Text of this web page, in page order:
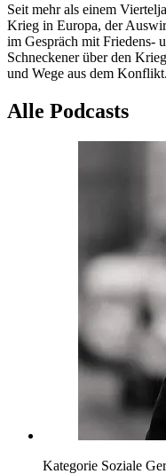
Seit mehr als einem
Krieg in Europa, der
im Gespräch mit Friedens-
Schneckener über den
und Wege aus dem Konflikt.
Alle Podcasts
Kategorie Soziale